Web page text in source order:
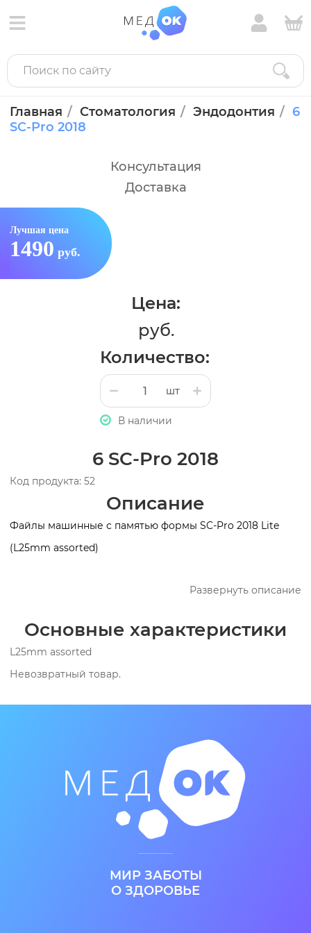
Главная Стоматология Эндодонтия
6
SC-Pro 2018
6 SC-Pro 2018
Код продукта: 52
Описание
Файлы машинные с памятью формы SC-Pro 2018 Lite
(L25mm assorted)
Развернуть описание
Основные характеристики
L25mm assorted
Невозвратный товар.
Лучшая цена
1490 руб.
Цена:
руб.
Количество:
шт
В наличии
Консультация
Доставка
МИР ЗАБОТЫ
О ЗДОРОВЬЕ